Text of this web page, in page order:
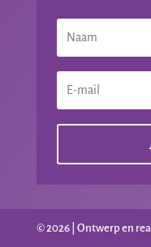
© 2026 | Ontwerp en